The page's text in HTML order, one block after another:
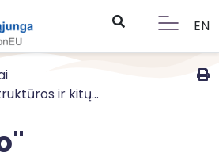
EN
ir kitų...